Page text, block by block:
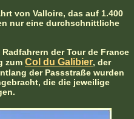
von Valloire, das auf 1.400
nur eine durchschnittliche
der Tour de France
zum Col du Galibier, der
der Passstraße wurden
die die jeweilige